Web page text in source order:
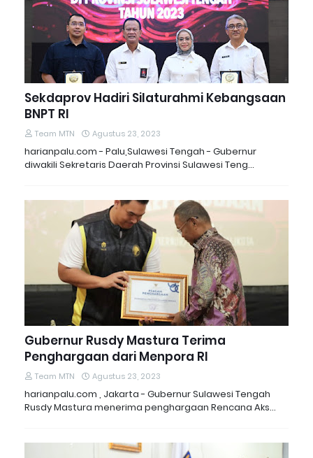
Sekdaprov Hadiri Silaturahmi Kebangsaan
BNPT RI
Team MTN Agustus 23, 2023
harianpalu.com - Palu,Sulawesi Tengah - Gubernur
diwakili Sekretaris Daerah Provinsi Sulawesi Teng…
Gubernur Rusdy Mastura Terima
Penghargaan dari Menpora RI
Team MTN Agustus 23, 2023
harianpalu.com , Jakarta - Gubernur Sulawesi Tengah
Rusdy Mastura menerima penghargaan Rencana Aks…